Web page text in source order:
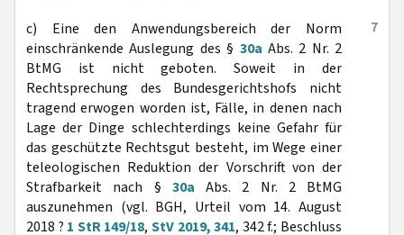
7
c) Eine den Anwendungsbereich der Norm
einschränkende Auslegung des § 30a Abs. 2 Nr. 2
BtMG ist nicht geboten. Soweit in der
Rechtsprechung des Bundesgerichtshofs nicht
tragend erwogen worden ist, Fälle, in denen nach
Lage der Dinge schlechterdings keine Gefahr für
das geschützte Rechtsgut besteht, im Wege einer
teleologischen Reduktion der Vorschrift von der
Strafbarkeit nach § 30a Abs. 2 Nr. 2 BtMG
auszunehmen (vgl. BGH, Urteil vom 14. August
2018 ? 1 StR 149/18,StV 2019, 341, 342 f.; Beschluss